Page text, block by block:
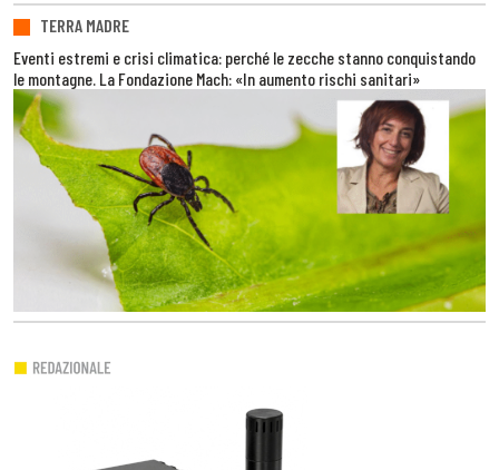
TERRA MADRE
Eventi estremi e crisi climatica: perché le zecche stanno conquistando
le montagne. La Fondazione Mach: «In aumento rischi sanitari»